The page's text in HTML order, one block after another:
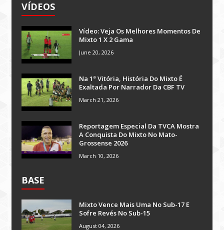
VÍDEOS
Vídeo: Veja Os Melhores Momentos De
Mixto 1 X 2 Gama
June 20, 2026
Na 1ª Vitória, História Do Mixto É
Exaltada Por Narrador Da CBF TV
March 21, 2026
Reportagem Especial Da TVCA Mostra
A Conquista Do Mixto No Mato-
Grossense 2026
March 10, 2026
BASE
Mixto Vence Mais Uma No Sub-17 E
Sofre Revés No Sub-15
August 04, 2026